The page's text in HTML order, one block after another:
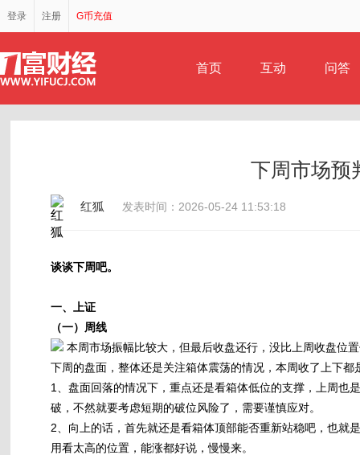
登录 注册 G币充值
首页 互动 问答
下周市场预
红狐 发表时间：2026-05-24 11:53:18
谈谈下周吧。
一、上证
（一）周线
本周市场振幅比较大，但最后收盘还行，没比上周收盘位
下周的盘面，整体还是关注箱体震荡的情况，本周收了上下
1、盘面回落的情况下，重点还是看箱体低位的支撑，上周也
破，不然就要考虑短期的破位风险了，需要谨慎应对。
2、向上的话，首先就还是看箱体顶部能否重新站稳吧，也
用看太高的位置，能涨都好说，慢慢来。